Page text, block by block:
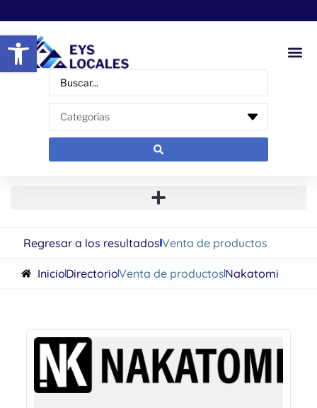
Abrir barra de herramientas
Regresar a los resultadosVenta de productos
InicioDirectorioVenta de productosNakatomi